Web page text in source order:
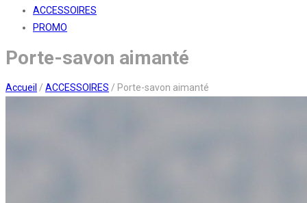
ACCESSOIRES
PROMO
Porte-savon aimanté
Accueil / ACCESSOIRES / Porte-savon aimanté